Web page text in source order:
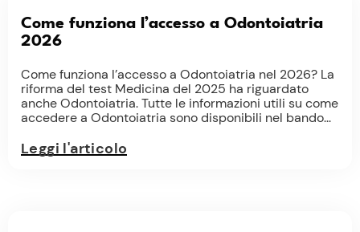
Come funziona l’accesso a Odontoiatria
2026
Come funziona l’accesso a Odontoiatria nel 2026? La
riforma del test Medicina del 2025 ha riguardato
anche Odontoiatria. Tutte le informazioni utili su come
accedere a Odontoiatria sono disponibili nel bando...
Leggi l'articolo